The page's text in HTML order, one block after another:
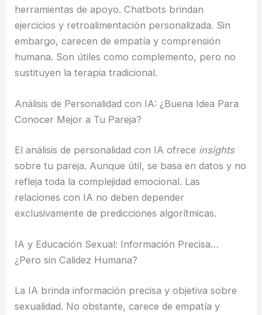
herramientas de apoyo. Chatbots brindan
ejercicios y retroalimentación personalizada. Sin
embargo, carecen de empatía y comprensión
humana. Son útiles como complemento, pero no
sustituyen la terapia tradicional.
Análisis de Personalidad con IA: ¿Buena Idea Para
Conocer Mejor a Tu Pareja?
El análisis de personalidad con IA ofrece insights
sobre tu pareja. Aunque útil, se basa en datos y no
refleja toda la complejidad emocional. Las
relaciones con IA no deben depender
exclusivamente de predicciones algorítmicas.
IA y Educación Sexual: Información Precisa…
¿Pero sin Calidez Humana?
La IA brinda información precisa y objetiva sobre
sexualidad. No obstante, carece de empatía y